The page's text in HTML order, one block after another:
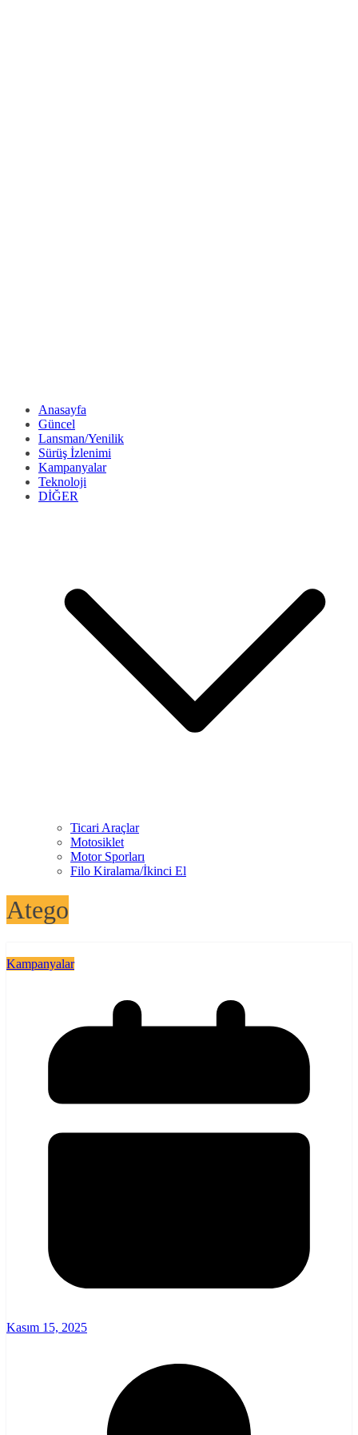
Anasayfa
Güncel
Lansman/Yenilik
Sürüş İzlenimi
Kampanyalar
Teknoloji
DİĞER
Ticari Araçlar
Motosiklet
Motor Sporları
Filo Kiralama/İkinci El
Atego
Kampanyalar
Kasım 15, 2025